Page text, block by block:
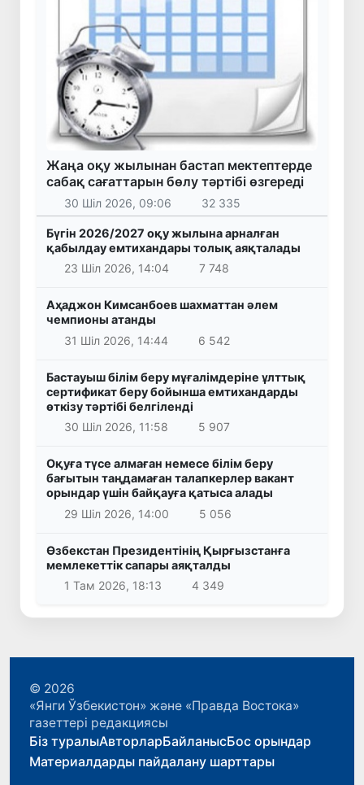
Жаңа оқу жылынан бастап мектептерде
сабақ сағаттарын бөлу тәртібі өзгереді
30 Шіл 2026, 09:06 32 335
Бүгін 2026/2027 оқу жылына арналған
қабылдау емтихандары толық аяқталады
23 Шіл 2026, 14:04
7 748
Аҳаджон Кимсанбоев шахматтан әлем
чемпионы атанды
31 Шіл 2026, 14:44
6 542
Бастауыш білім беру мұғалімдеріне ұлттық
сертификат беру бойынша емтихандарды
өткізу тәртібі белгіленді
30 Шіл 2026, 11:58
5 907
Оқуға түсе алмаған немесе білім беру
бағытын таңдамаған талапкерлер вакант
орындар үшін байқауға қатыса алады
29 Шіл 2026, 14:00
5 056
Өзбекстан Президентінің Қырғызстанға
мемлекеттік сапары аяқталды
1 Там 2026, 18:13
4 349
© 2026
«Янги Ўзбекистон» және «Правда Востока»
газеттері редакциясы
Біз туралыАвторларБайланысБос орындар
Материалдарды пайдалану шарттары